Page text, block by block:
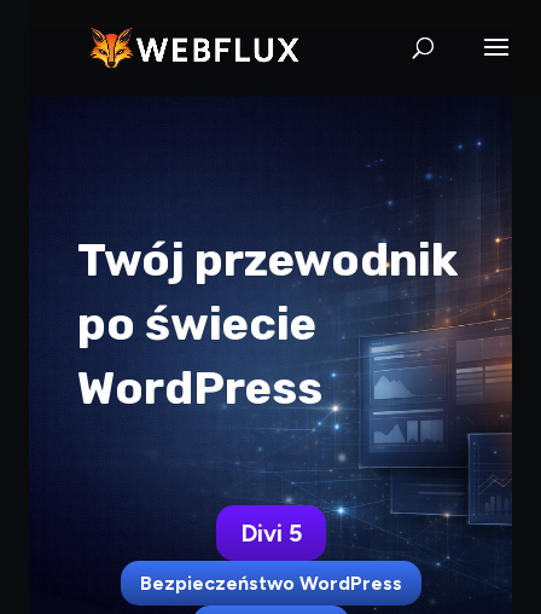
Twój przewodnik
po świecie
WordPress
Divi 5
Bezpieczeństwo WordPress